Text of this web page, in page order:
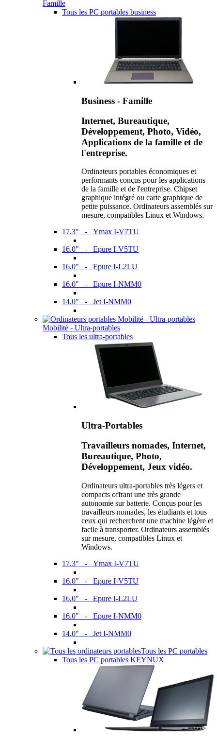
Famille
Tous les PC portables business
Business - Famille
Internet, Bureautique,
Développement, Photo, Vidéo,
Applications de la famille et de
l'entreprise.
Ordinateurs portables économiques et
performants conçus pour les applications
de la famille et de l'entreprise. Chipset
graphique intégré ou carte graphique de
petite puissance. Ordinateurs assemblés sur
mesure, compatibles Linux et Windows.
17.3" - Ymax I-V7TU
16.0" - Epure I-V5TU
16.0" - Epure I-L2LU
16.0" - Epure I-NMM0
14.0" - Jet I-NMM0
Mobilité - Ultra-portables
Tous les ultra-portables
Ultra-Portables
Travailleurs nomades, Internet,
Bureautique, Photo,
Développement, Jeux vidéo.
Ordinateurs ultra-portables très légers et
compacts offrant une très grande
autonomie sur batterie. Conçus pour les
travailleurs nomades, les étudiants et tous
ceux qui recherchent une machine légère et
facile à transporter. Ordinateurs assemblés
sur mesure, compatibles Linux et
Windows.
17.3" - Ymax I-V7TU
16.0" - Epure I-V5TU
16.0" - Epure I-L2LU
16.0" - Epure I-NMM0
14.0" - Jet I-NMM0
Tous les PC portables
Tous les PC portables KEYNUX